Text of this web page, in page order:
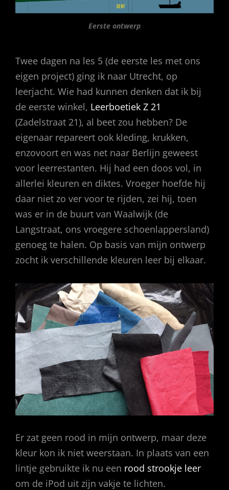
Eerste ontwerp
Twee dagen na les 5 (de eerste les met ons
eigen project) ging ik naar Utrecht, op
leerjacht. Wie had kunnen denken dat ik bij
de eerste winkel, Leerboetiek Z 21
(Zadelstraat 21), al beet zou hebben? De
eigenaar repareert ook kleding, krukken,
enzovoort en was net naar Berlijn geweest
voor leerrestanten. Hij had een doos vol, in
allerlei kleuren en diktes. Vroeger hoefde hij
daar niet zo ver voor te rijden, zei hij, toen
was er in de buurt van Waalwijk (de
Langstraat, ons vroegere schoenlappersland)
genoeg te halen. Op basis van mijn ontwerp
zocht ik verschillende kleuren leer bij elkaar.
Er zat geen rood in mijn ontwerp, maar deze
kleur kon ik niet weerstaan. In plaats van een
lintje gebruikte ik nu een rood strookje leer
om de iPod uit zijn vakje te lichten.